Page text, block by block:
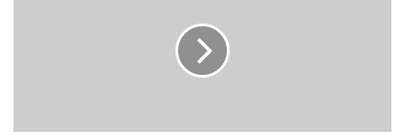
effectiveness